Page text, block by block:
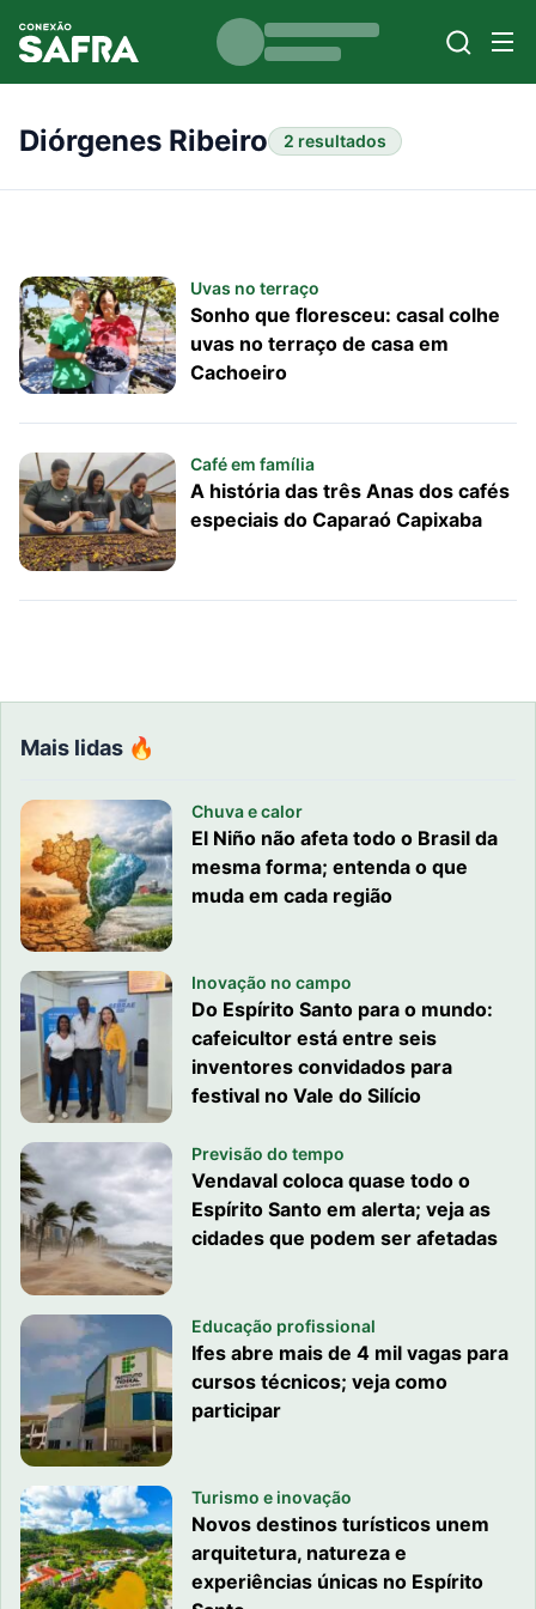
Diórgenes Ribeiro 2 resultados
Uvas no terraço
Sonho que floresceu: casal colhe
uvas no terraço de casa em
Cachoeiro
Café em família
A história das três Anas dos cafés
especiais do Caparaó Capixaba
Mais lidas 🔥
Chuva e calor
El Niño não afeta todo o Brasil da
mesma forma; entenda o que
muda em cada região
Inovação no campo
Do Espírito Santo para o mundo:
cafeicultor está entre seis
inventores convidados para
festival no Vale do Silício
Previsão do tempo
Vendaval coloca quase todo o
Espírito Santo em alerta; veja as
cidades que podem ser afetadas
Educação profissional
Ifes abre mais de 4 mil vagas para
cursos técnicos; veja como
participar
Turismo e inovação
Novos destinos turísticos unem
arquitetura, natureza e
experiências únicas no Espírito